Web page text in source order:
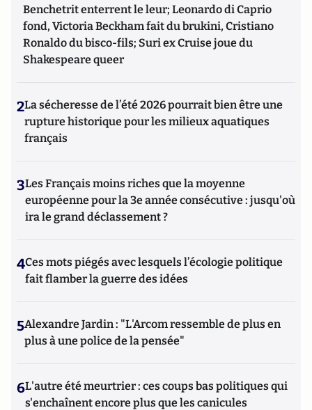
Benchetrit enterrent le leur; Leonardo di Caprio
fond, Victoria Beckham fait du brukini, Cristiano
Ronaldo du bisco-fils; Suri ex Cruise joue du
Shakespeare queer
2La sécheresse de l’été 2026 pourrait bien être une
rupture historique pour les milieux aquatiques
français
3Les Français moins riches que la moyenne
européenne pour la 3e année consécutive : jusqu'où
ira le grand déclassement ?
4Ces mots piégés avec lesquels l’écologie politique
fait flamber la guerre des idées
5Alexandre Jardin : "L'Arcom ressemble de plus en
plus à une police de la pensée"
6L'autre été meurtrier : ces coups bas politiques qui
s'enchaînent encore plus que les canicules